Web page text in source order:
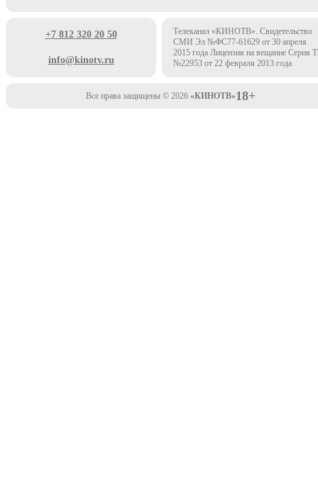
+7 812 320 20 50
info@kinotv.ru
Телеканал «КИНОТВ». Свидетельство
СМИ Эл №ФС77-61629 от 30 апреля
2015 года Лицензия на вещание Серия
№22953 от 22 февраля 2013 года
Все права защищены © 2026 «КИНОТВ»18+